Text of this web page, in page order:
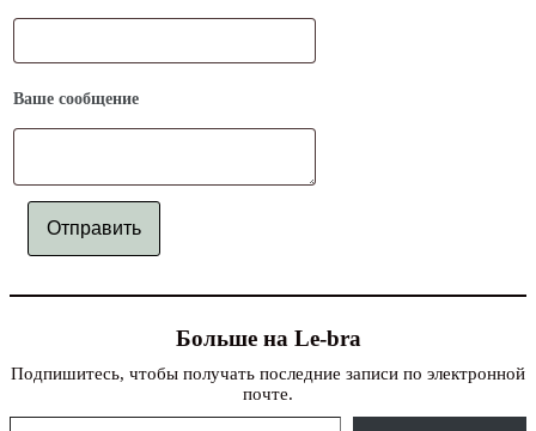
Ваше сообщение
Отправить
Больше на Le-bra
Подпишитесь, чтобы получать последние записи по электронной
почте.
Введите адрес электронной почты…